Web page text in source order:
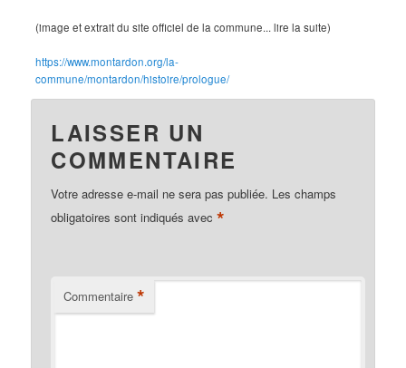
(image et extrait du site officiel de la commune... lire la suite)
https://www.montardon.org/la-
commune/montardon/histoire/prologue/
LAISSER UN
COMMENTAIRE
Votre adresse e-mail ne sera pas publiée. Les champs
obligatoires sont indiqués avec*
Commentaire *